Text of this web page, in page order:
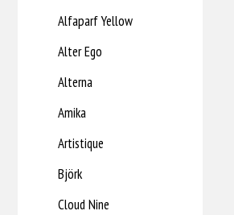
Alfaparf Yellow
Alter Ego
Alterna
Amika
Artistique
Björk
Cloud Nine